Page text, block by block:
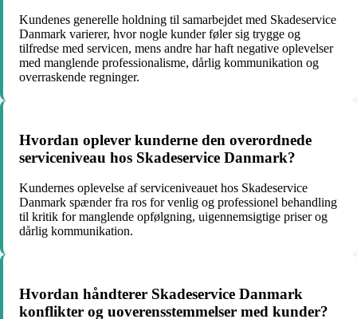
Kundenes generelle holdning til samarbejdet med Skadeservice
Danmark varierer, hvor nogle kunder føler sig trygge og
tilfredse med servicen, mens andre har haft negative oplevelser
med manglende professionalisme, dårlig kommunikation og
overraskende regninger.
Hvordan oplever kunderne den overordnede
serviceniveau hos Skadeservice Danmark?
Kundernes oplevelse af serviceniveauet hos Skadeservice
Danmark spænder fra ros for venlig og professionel behandling
til kritik for manglende opfølgning, uigennemsigtige priser og
dårlig kommunikation.
Hvordan håndterer Skadeservice Danmark
konflikter og uoverensstemmelser med kunder?